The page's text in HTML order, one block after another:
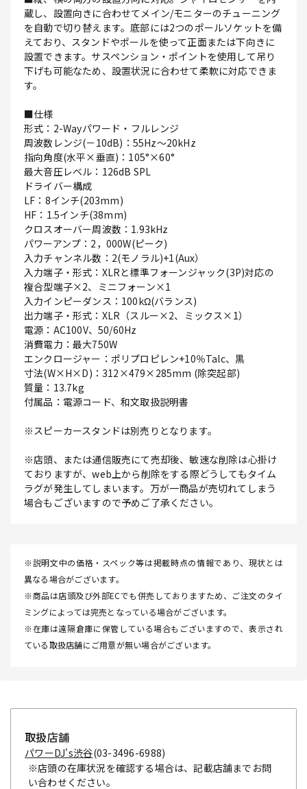
蔵し、設置向きに合わせてメイン/モニターのチューニング
を自動で切り替えます。底部には2つのポールソケットを備
えており、スタンドやポールを使って正面または下向きに
設置できます。サスペンション・ポイントを使用して吊り
下げも可能なため、設置状況に合わせて柔軟に対応できま
す。
■仕様
形式：2-Wayパワード・フルレンジ
周波数レンジ(－10dB)：55Hz～20kHz
指向角度(水平×垂直)：105°×60°
最大音圧レベル：126dB SPL
ドライバー構成
LF：8インチ(203mm)
HF：1.5インチ(38mm)
クロスオーバー周波数：1.93kHz
パワーアンプ：2，000W(ピーク)
入力チャンネル数：2(モノラル)+1(Aux）
入力端子・形式：XLRと標準フォーンジャック(3P)対応の
複合型端子×2、ミニフォーン×1
入力インピーダンス：100kΩ(バランス)
出力端子・形式：XLR（スルー×2、ミックス×1）
電源：AC100V、50/60Hz
消費電力：最大750W
エンクロージャー：ポリプロピレン+10％Talc、黒
寸法(W×H×D)：312×479×285mm (除突起部)
質量：13.7kg
付属品：電源コード、和文取扱説明書
※スピーカースタンドは別売りとなります。
※店頭、または通信販売にて売却後、敏速な削除は心掛け
ておりますが、web上から削除をする際どうしてもタイム
ラグが発生してしまいます。万が一商品が売切れてしまう
場合もございますので予めご了承ください。
※説明文中の価格・スペック等は掲載時点の情報であり、現状とは
異なる場合がございます。
※商品は店頭及び外部ECでも併売しておりますため、ご注文のタイ
ミングによっては完売となっている場合がございます。
※在庫は遠隔倉庫に保管している場合もございますので、表示され
ている取扱店舗にご用意が無い場合がございます。
取扱店舗
パワーDJ's渋谷(03-3496-6988)
※店頭の在庫状況を確認する場合は、記載店舗までお問
い合わせください。